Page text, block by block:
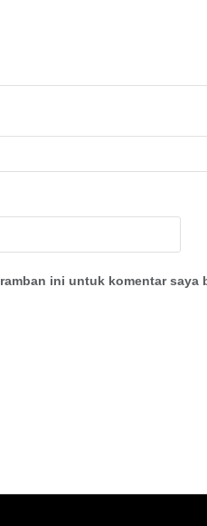
ini untuk komentar saya